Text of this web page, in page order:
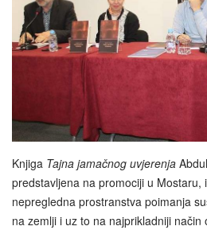
Knjiga Tajna jamačnog uvjerenja
predstavljena na promociji u Mostaru,
nepregledna prostranstva poimanja
na zemlji i uz to na najprikladniji